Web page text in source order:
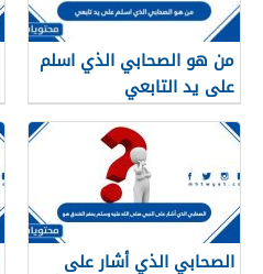
من هو الصحابي الذي اسلم
على يد التابعي
الصحابي الذي أشار على